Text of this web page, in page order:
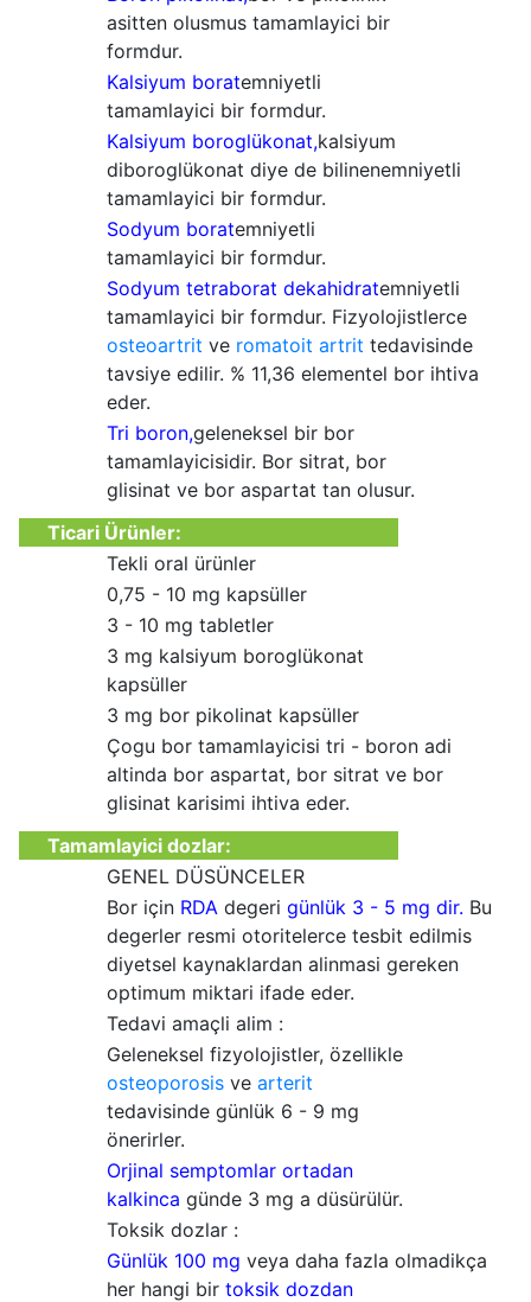
asitten olusmus tamamlayici bir
formdur.
Kalsiyum boratemniyetli
tamamlayici bir formdur.
Kalsiyum boroglükonat,kalsiyum
diboroglükonat diye de bilinenemniyetli
tamamlayici bir formdur.
Sodyum boratemniyetli
tamamlayici bir formdur.
Sodyum tetraborat dekahidratemniyetli
tamamlayici bir formdur. Fizyolojistlerce
osteoartrit ve romatoit artrit tedavisinde
tavsiye edilir. % 11,36 elementel bor ihtiva
eder.
Tri boron,geleneksel bir bor
tamamlayicisidir. Bor sitrat, bor
glisinat ve bor aspartat tan olusur.
Ticari Ürünler:
Tekli oral ürünler
0,75 - 10 mg kapsüller
3 - 10 mg tabletler
3 mg kalsiyum boroglükonat
kapsüller
3 mg bor pikolinat kapsüller
Çogu bor tamamlayicisi tri - boron adi
altinda bor aspartat, bor sitrat ve bor
glisinat karisimi ihtiva eder.
Tamamlayici dozlar:
GENEL DÜSÜNCELER
Bor için RDA degeri günlük 3 - 5 mg dir. Bu
degerler resmi otoritelerce tesbit edilmis
diyetsel kaynaklardan alinmasi gereken
optimum miktari ifade eder.
Tedavi amaçli alim :
Geleneksel fizyolojistler, özellikle
osteoporosis ve arterit
tedavisinde günlük 6 - 9 mg
önerirler.
Orjinal semptomlar ortadan
kalkinca günde 3 mg a düsürülür.
Toksik dozlar :
Günlük 100 mg veya daha fazla olmadikça
her hangi bir toksik dozdan